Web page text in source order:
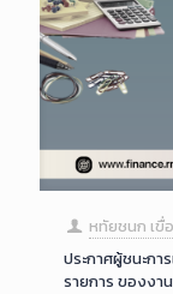
หทัยชนก เขื่
ประกาศผู้ชนะกา
รายการ ของงา